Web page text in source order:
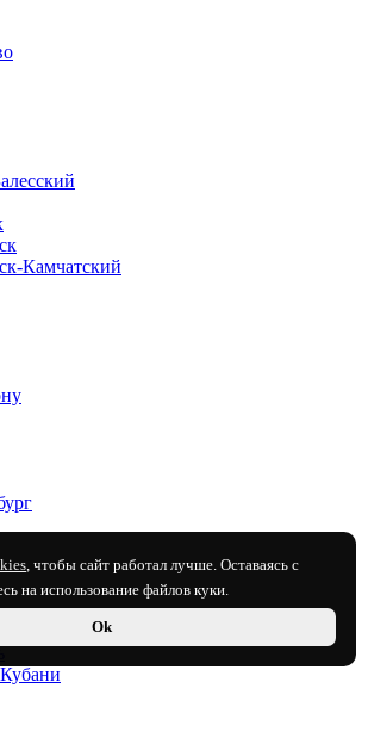
, чтобы сайт работал лучше. Оставаясь с
на использование файлов куки.
Ok
Камчатский